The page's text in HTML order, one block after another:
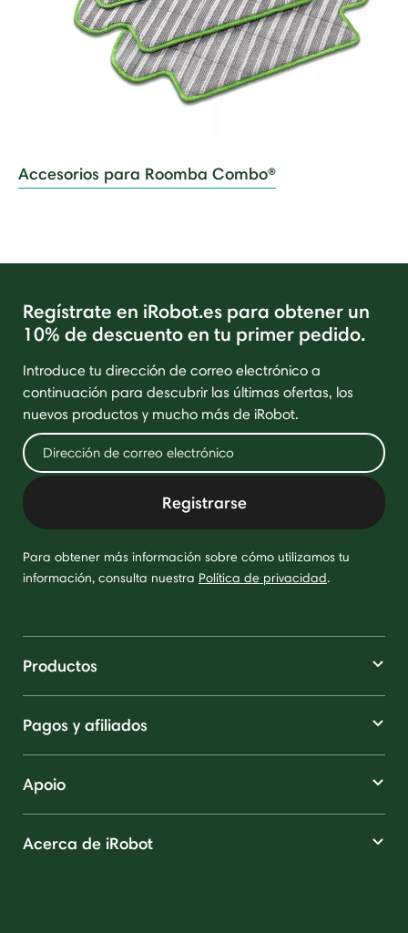
Accesorios para Roomba Combo®
Regístrate en iRobot.es para obtener un
10% de descuento en tu primer pedido.
Introduce tu dirección de correo electrónico a
continuación para descubrir las últimas ofertas, los
nuevos productos y mucho más de iRobot.
Registrarse
Para obtener más información sobre cómo utilizamos tu
información, consulta nuestra Política de privacidad.
Productos
Pagos y afiliados
Apoio
Acerca de iRobot